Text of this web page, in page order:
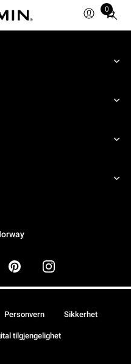
0
Total
items
cart:
Personvern Sikkerhet
tilgjengelighet